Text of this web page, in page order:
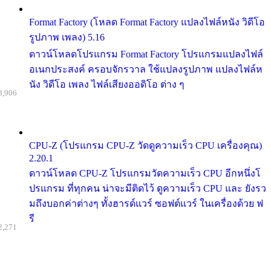
Format Factory (โหลด Format Factory แปลงไฟล์หนัง วิดีโอ
รูปภาพ เพลง) 5.16
ดาวน์โหลดโปรแกรม Format Factory โปรแกรมแปลงไฟล์
อเนกประสงค์ ครอบจักรวาล ใช้แปลงรูปภาพ แปลงไฟล์ห
นัง วิดีโอ เพลง ไฟล์เสียงออดิโอ ต่าง ๆ
CPU-Z (โปรแกรม CPU-Z วัดดูความเร็ว CPU เครื่องคุณ)
2.20.1
ดาวน์โหลด CPU-Z โปรแกรมวัดความเร็ว CPU อีกหนึ่งโ
ปรแกรม ที่ทุกคน น่าจะมีติดไว้ ดูความเร็ว CPU และ ยังรว
มถึงบอกค่าต่างๆ ทั้งฮารด์แวร์ ซอฟต์แวร์ ในเครื่องด้วย ฟ
รี